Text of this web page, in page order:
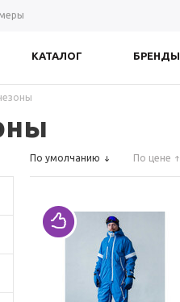
КАТАЛОГ БРЕНДЫ
По умолчанию По цене